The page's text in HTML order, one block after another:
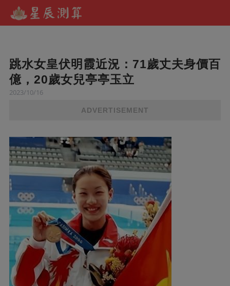
跳水女皇伏明霞近況：71歲丈夫身價百
億，20歲女兒亭亭玉立
2023/10/16
ADVERTISEMENT